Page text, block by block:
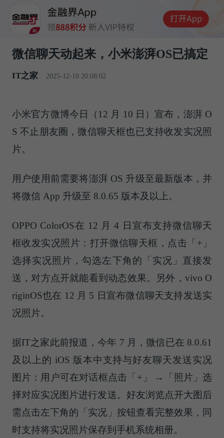
微信聊天动起来，小米澎湃OS已搞定
IT之家 2025-12-10 20:08:02
小米官方微博今日（12 月 10 日）宣布， 澎湃 O
S 不止朋友圈，微信聊天框也已支持收发实况照
片。
用户使用前需要将澎湃 OS 升级至最新版本，并
将微信 App 升级至 8.0.65 版本及以上。
OPPO ColorOS在 12 月 4 日宣布支持微信聊天
框收发实况照片：打开微信聊天框，点击「+」
选择实况照片，勾选左下角的「实况」直接发
送，对方点开就能看到动态效果。另外，vivo O
riginOS也在 12 月 5 日宣布微信聊天支持发送实
况照片。
据IT之家此前报道，今年 7 月，微信已在 8.0.61
及以上的 iOS 版本中支持与好友聊天发送实况
图片：用户可在对话框点击「+」 →「照片」选
择对应实况图片进行发送。好友浏览点开大图后
需点击左下角的「实况」按钮查看完整效果，同
时支持将实况照片保存到手机系统相册。